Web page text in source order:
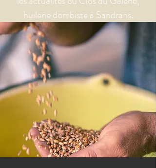
huilerie dombiste à Sandrans.